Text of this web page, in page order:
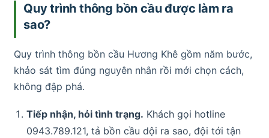
Quy trình thông bồn cầu được làm ra
sao?
Quy trình thông bồn cầu Hương Khê gồm năm bước,
khảo sát tìm đúng nguyên nhân rồi mới chọn cách,
không đập phá.
Tiếp nhận, hỏi tình trạng. Khách gọi hotline
0943.789.121, tả bồn cầu dội ra sao, đội tới tận